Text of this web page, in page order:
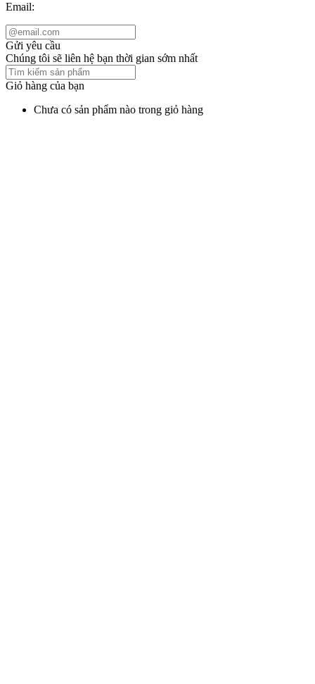
Email:
Gửi yêu cầu
Chúng tôi sẽ liên hệ bạn thời gian sớm nhất
Giỏ hàng của bạn
Chưa có sản phẩm nào trong giỏ hàng